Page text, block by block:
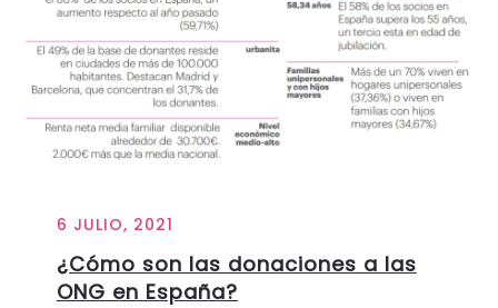
6 JULIO, 2021
¿Cómo son las donaciones a las
ONG en España?